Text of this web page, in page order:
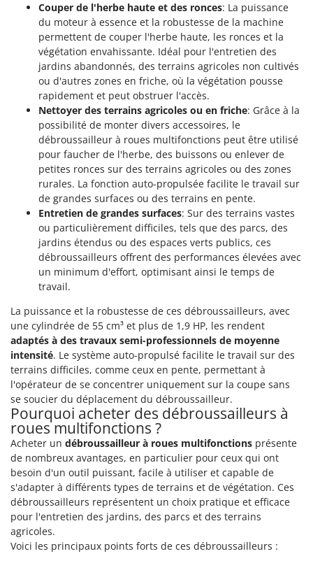
Trancheuses de sol
Transpalettes
Treuils de débardage
Tronçonneuses
Vêtements de Sécurité
Vibroculteurs à tracteur
Lavor
Linea VZ
Lisam
Lotusgrill
M.A.I.BO.
Macom
Macte Ovens
Makita
MAMMAMIA
Marcato
Marina Systems
Master
Mastercook
Masterpro
McCulloch
MCH
Michelin
Mille
Minox
Mockmill
More than chef
MOSA
MOVA
Mowox
MTD
Couper de l'herbe haute et des ronces: La puissance
du moteur à essence et la robustesse de la machine
permettent de couper l'herbe haute, les ronces et la
végétation envahissante. Idéal pour l'entretien des
jardins abandonnés, des terrains agricoles non cultivés
ou d'autres zones en friche, où la végétation pousse
rapidement et peut obstruer l'accès.
Nettoyer des terrains agricoles ou en friche: Grâce à la
possibilité de monter divers accessoires, le
débroussailleur à roues multifonctions peut être utilisé
pour faucher de l'herbe, des buissons ou enlever de
petites ronces sur des terrains agricoles ou des zones
rurales. La fonction auto-propulsée facilite le travail sur
de grandes surfaces ou des terrains en pente.
Entretien de grandes surfaces: Sur des terrains vastes
ou particulièrement difficiles, tels que des parcs, des
jardins étendus ou des espaces verts publics, ces
débroussailleurs offrent des performances élevées avec
un minimum d'effort, optimisant ainsi le temps de
travail.
La puissance et la robustesse de ces débroussailleurs, avec
une cylindrée de 55 cm³ et plus de 1,9 HP, les rendent
adaptés à des travaux semi-professionnels de moyenne
intensité. Le système auto-propulsé facilite le travail sur des
terrains difficiles, comme ceux en pente, permettant à
l'opérateur de se concentrer uniquement sur la coupe sans
se soucier du déplacement du débroussailleur.
Pourquoi acheter des débroussailleurs à
roues multifonctions ?
Acheter un débroussailleur à roues multifonctions présente
de nombreux avantages, en particulier pour ceux qui ont
besoin d'un outil puissant, facile à utiliser et capable de
s'adapter à différents types de terrains et de végétation. Ces
débroussailleurs représentent un choix pratique et efficace
pour l'entretien des jardins, des parcs et des terrains
agricoles.
Voici les principaux points forts de ces débroussailleurs :